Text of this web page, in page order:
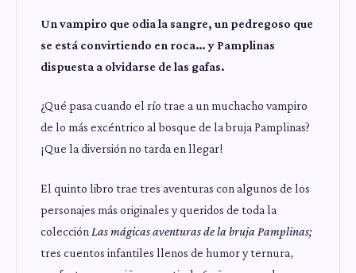
Un vampiro que odia la sangre, un pedregoso que
se está convirtiendo en roca… y Pamplinas
dispuesta a olvidarse de las gafas.
¿Qué pasa cuando el río trae a un muchacho vampiro
de lo más excéntrico al bosque de la bruja Pamplinas?
¡Que la diversión no tarda en llegar!
El quinto libro trae tres aventuras con algunos de los
personajes más originales y queridos de toda la
colección Las mágicas aventuras de la bruja Pamplinas;
tres cuentos infantiles llenos de humor y ternura,